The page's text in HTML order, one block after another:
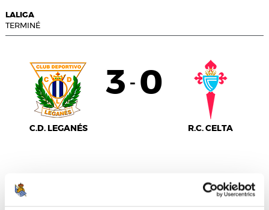
LALIGA
TERMINÉ
C.D. LEGANÉS
3 - 0
R.C. CELTA
LALIGA